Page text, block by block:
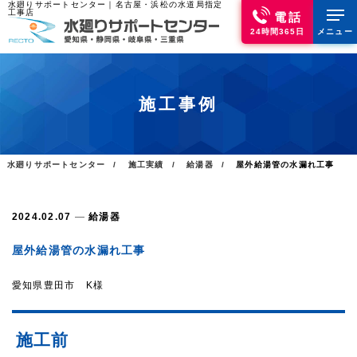
水廻りサポートセンター｜名古屋・浜松の水道局指定
工事店
電話
24時間365日 メニュー
施工事例
水廻りサポートセンター 施工実績 給湯器 屋外給湯管の水漏れ工事
2024.02.07 給湯器
屋外給湯管の水漏れ工事
愛知県豊田市 K様
施工前